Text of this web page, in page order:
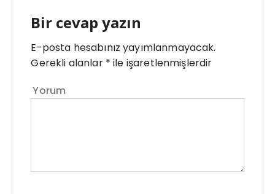
Bir cevap yazın
E-posta hesabınız yayımlanmayacak.
Gerekli alanlar * ile işaretlenmişlerdir
Yorum